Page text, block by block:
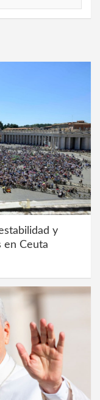
y
en Ceuta